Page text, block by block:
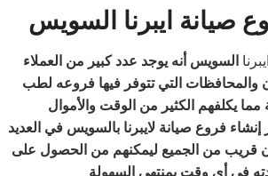
صيانة ايبرنا السويس
السويس أنه يوجد عدد كبير من العملاء
والمحافظات التي تتوفر فيها فروعه لطب
يكلفهم الكثير من الوقت والأموال
إنشاء فروع صيانة لايبرنا بالسويس في العديد
قريب من الجميع ليمكنهم من الحصول على
في أي وقت بمنتهي السهولة